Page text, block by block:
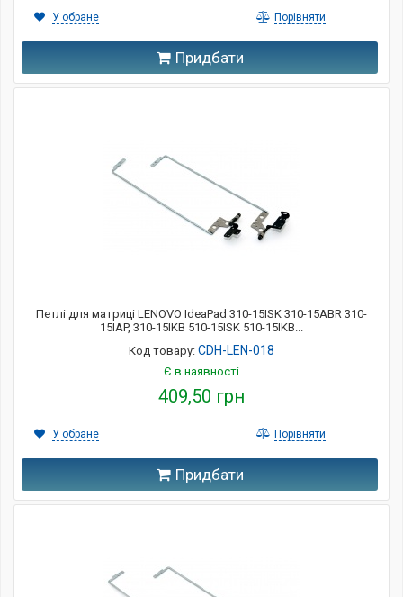
Придбати
У обране Порівняти
Петлі для матриці LENOVO IdeaPad 310-15ISK 310-15ABR 310-
15IAP, 310-15IKB 510-15ISK 510-15IKB...
Код товару: CDH-LEN-018
Є в наявності
409,50 грн
Придбати
У обране Порівняти